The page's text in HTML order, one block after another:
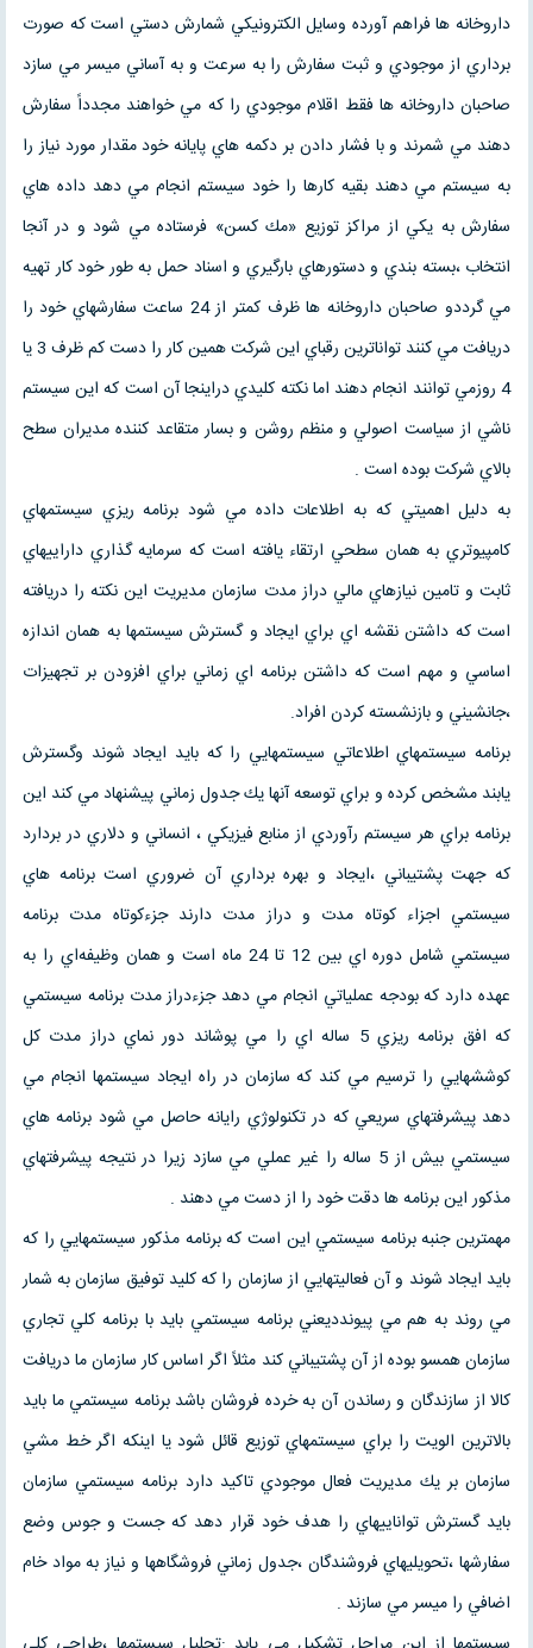
داروخانه ها فراهم آورده وسايل الكترونيكي شمارش دستي است كه صورت
برداري از موجودي و ثبت سفارش را به سرعت و به آساني ميسر مي سازد
صاحبان داروخانه ها فقط اقلام موجودي را كه مي خواهند مجدداً سفارش
دهند مي شمرند و با فشار دادن بر دكمه هاي پايانه خود مقدار مورد نياز را
به سيستم مي دهند بقيه كارها را خود سيستم انجام مي دهد داده هاي
سفارش به يكي از مراكز توزيع «مك كسن» فرستاده مي شود و در آنجا
انتخاب ،بسته بندي و دستورهاي بارگيري و اسناد حمل به طور خود كار تهيه
مي گرددو صاحبان داروخانه ها ظرف كمتر از 24 ساعت سفارشهاي خود را
دريافت مي كنند تواناترين رقباي اين شركت همين كار را دست كم ظرف 3 يا
4 روزمي توانند انجام دهند اما نكته كليدي دراينجا آن است كه اين سيستم
ناشي از سياست اصولي و منظم روشن و بسار متقاعد كننده مديران سطح
بالاي شركت بوده است .
به دليل اهميتي كه به اطلاعات داده مي شود برنامه ريزي سيستمهاي
كامپيوتري به همان سطحي ارتقاء يافته است كه سرمايه گذاري داراييهاي
ثابت و تامين نيازهاي مالي دراز مدت سازمان مديريت اين نكته را دريافته
است كه داشتن نقشه اي براي ايجاد و گسترش سيستمها به همان اندازه
اساسي و مهم است كه داشتن برنامه اي زماني براي افزودن بر تجهيزات
،جانشيني و بازنشسته كردن افراد.
برنامه سيستمهاي اطلاعاتي سيستمهايي را كه بايد ايجاد شوند وگسترش
يابند مشخص كرده و براي توسعه آنها يك جدول زماني پيشنهاد مي كند اين
برنامه براي هر سيستم رآوردي از منابع فيزيكي ، انساني و دلاري در بردارد
كه جهت پشتيباني ،ايجاد و بهره برداري آن ضروري است برنامه هاي
سيستمي اجزاء كوتاه مدت و دراز مدت دارند جزءكوتاه مدت برنامه
سيستمي شامل دوره اي بين 12 تا 24 ماه است و همان وظيفه‌اي را به
عهده دارد كه بودجه عملياتي انجام مي دهد جزءدراز مدت برنامه سيستمي
كه افق برنامه ريزي 5 ساله اي را مي پوشاند دور نماي دراز مدت كل
كوششهايي را ترسيم مي كند كه سازمان در راه ايجاد سيستمها انجام مي
دهد پيشرفتهاي سريعي كه در تكنولوژي رايانه حاصل مي شود برنامه هاي
سيستمي بيش از 5 ساله را غير عملي مي سازد زيرا در نتيجه پيشرفتهاي
مذكور اين برنامه ها دقت خود را از دست مي دهند .
مهمترين جنبه برنامه سيستمي اين است كه برنامه مذكور سيستمهايي را كه
بايد ايجاد شوند و آن فعاليتهايي از سازمان را كه كليد توفيق سازمان به شمار
مي روند به هم مي پيوندديعني برنامه سيستمي بايد با برنامه كلي تجاري
سازمان همسو بوده از آن پشتيباني كند مثلاً اگر اساس كار سازمان ما دريافت
كالا از سازندگان و رساندن آن به خرده فروشان باشد برنامه سيستمي ما بايد
بالاترين الويت را براي سيستمهاي توزيع قائل شود يا اينكه اگر خط مشي
سازمان بر يك مديريت فعال موجودي تاكيد دارد برنامه سيستمي سازمان
بايد گسترش تواناييهاي را هدف خود قرار دهد كه جست و جوس وضع
سفارشها ،تحويليهاي فروشندگان ،جدول زماني فروشگاهها و نياز به مواد خام
اضافي را ميسر مي سازند .